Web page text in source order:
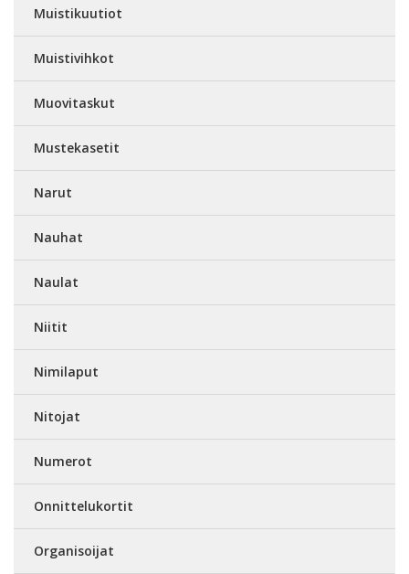
Muistikuutiot
Muistivihkot
Muovitaskut
Mustekasetit
Narut
Nauhat
Naulat
Niitit
Nimilaput
Nitojat
Numerot
Onnittelukortit
Organisoijat